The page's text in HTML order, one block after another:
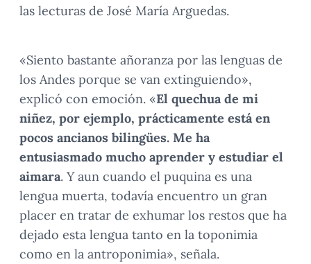
las lecturas de José María Arguedas.
«Siento bastante añoranza por las lenguas de
los Andes porque se van extinguiendo»,
explicó con emoción. «El quechua de mi
niñez, por ejemplo, prácticamente está en
pocos ancianos bilingües. Me ha
entusiasmado mucho aprender y estudiar el
aimara. Y aun cuando el puquina es una
lengua muerta, todavía encuentro un gran
placer en tratar de exhumar los restos que ha
dejado esta lengua tanto en la toponimia
como en la antroponimia», señala.